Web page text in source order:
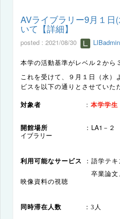
AVライブラリー9月１日
いて【詳細】
posted : 2021/08/30 LIBadmin
本学の活動基準がレベル２から
これを受けて、９月１日（水）
ビスを以下の通りとさせていた
対象者 ： 本学学生
開館場所 ： LA1－２
イブラリー
利用可能なサービス
：語学テ
卒業論文、レポー
映像資料の視聴
同時滞在人数 ：3人